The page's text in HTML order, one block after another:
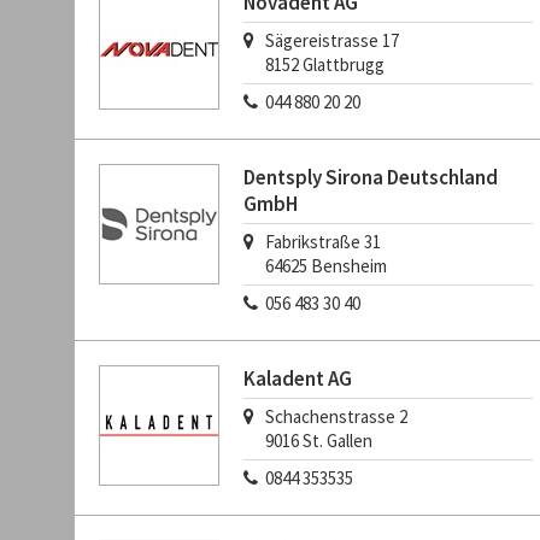
Sägereistrasse 17
8152Glattbrugg
044 880 20 20
Dentsply Sirona Deutschland
GmbH
Fabrikstraße 31
64625 Bensheim
056 483 30 40
Kaladent AG
Schachenstrasse 2
9016St. Gallen
0844 353535